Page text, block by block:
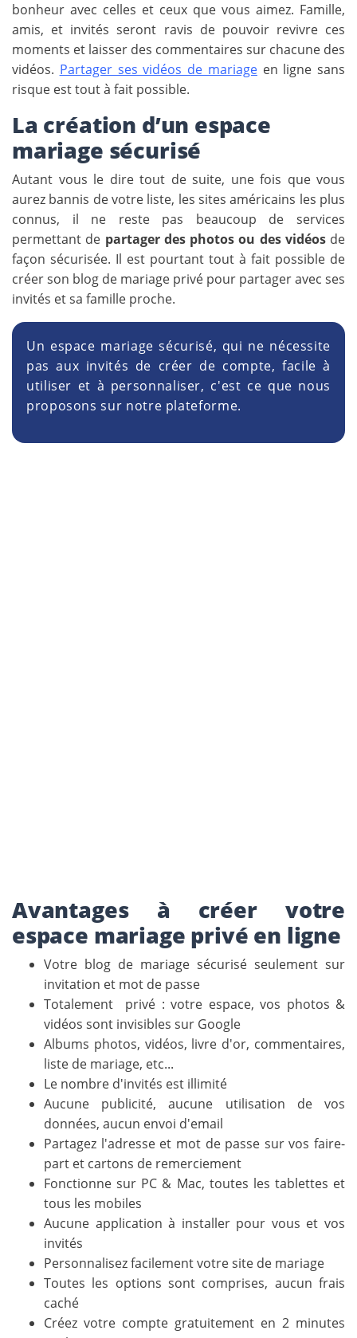
bonheur avec celles et ceux que vous aimez. Famille,
amis, et invités seront ravis de pouvoir revivre ces
moments et laisser des commentaires sur chacune des
vidéos. Partager ses vidéos de mariageen ligne sans
risque est tout à fait possible.
La création d’un espace
mariage sécurisé
Autant vous le dire tout de suite, une fois que vous
aurez bannis de votre liste, les sites américains les plus
connus, il ne reste pas beaucoup de services
permettant de partager des photos ou des vidéosde
façon sécurisée. Il est pourtant tout à fait possible de
créer son blog de mariage privé pour partager avec ses
invités et sa famille proche.
Un espace mariage sécurisé, qui ne nécessite
pas aux invités de créer de compte, facile à
utiliser et à personnaliser, c'est ce que nous
proposons sur notre plateforme.
Avantages à créer votre
espace mariage privé en ligne
Votre blog de mariage sécurisé seulement sur
invitation et mot de passe
Totalement privé : votre espace, vos photos &
vidéos sont invisibles sur Google
Albums photos, vidéos, livre d'or, commentaires,
liste de mariage, etc...
Le nombre d'invités est illimité
Aucune publicité, aucune utilisation de vos
données, aucun envoi d'email
Partagez l'adresse et mot de passe sur vos faire-
part et cartons de remerciement
Fonctionne sur PC & Mac, toutes les tablettes et
tous les mobiles
Aucune application à installer pour vous et vos
invités
Personnalisez facilement votre site de mariage
Toutes les options sont comprises, aucun frais
caché
Créez votre compte gratuitement en 2 minutes